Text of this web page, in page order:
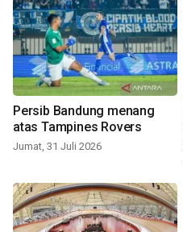
Persib Bandung menang
atas Tampines Rovers
Jumat, 31 Juli 2026